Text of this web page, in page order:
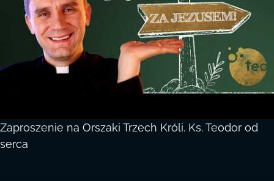
Zaproszenie na Orszaki Trzech Króli. Ks. Teodor od
serca